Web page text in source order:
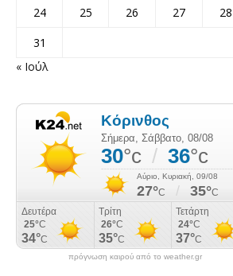
24
25 26 27 28
31
« Ιούλ
πρόγνωση καιρού από το weather.gr